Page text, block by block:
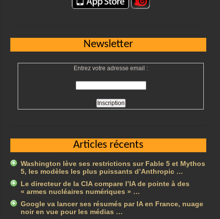
Newsletter
Entrez votre adresse email :
Articles récents
Washington lève ses restrictions sur Fable 5 et Mythos
5, les modèles les plus puissants d’Anthropic …
Le directeur de la CIA compare l’IA de pointe à des
« armes nucléaires numériques » …
Google va lancer ses résumés par IA en France, nuage
noir en vue pour les médias …